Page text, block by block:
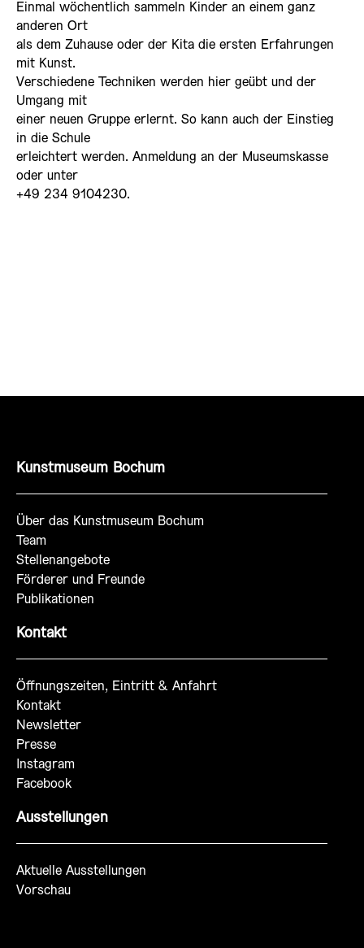
Einmal wöchentlich sammeln Kinder an einem ganz
anderen Ort
als dem Zuhause oder der Kita die ersten Erfahrungen
mit Kunst.
Verschiedene Techniken werden hier geübt und der
Umgang mit
einer neuen Gruppe erlernt. So kann auch der Einstieg
in die Schule
erleichtert werden. Anmeldung an der Museumskasse
oder unter
+49 234 9104230.
Kunstmuseum Bochum
Über das Kunstmuseum Bochum
Team
Stellenangebote
Förderer und Freunde
Publikationen
Kontakt
Öffnungszeiten, Eintritt & Anfahrt
Kontakt
Newsletter
Presse
Instagram
Facebook
Ausstellungen
Aktuelle Ausstellungen
Vorschau